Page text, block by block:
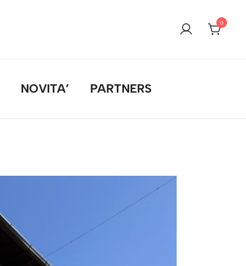
0
NOVITA’ PARTNERS